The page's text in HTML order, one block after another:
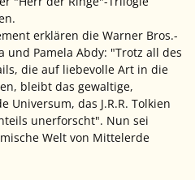
erklären die Warner Bros.-
und Pamela Abdy: "Trotz all des
die auf liebevolle Art in die
bleibt das gewaltige,
Universum, das J.R.R. Tolkien
unerforscht". Nun sei
Welt von Mittelerde